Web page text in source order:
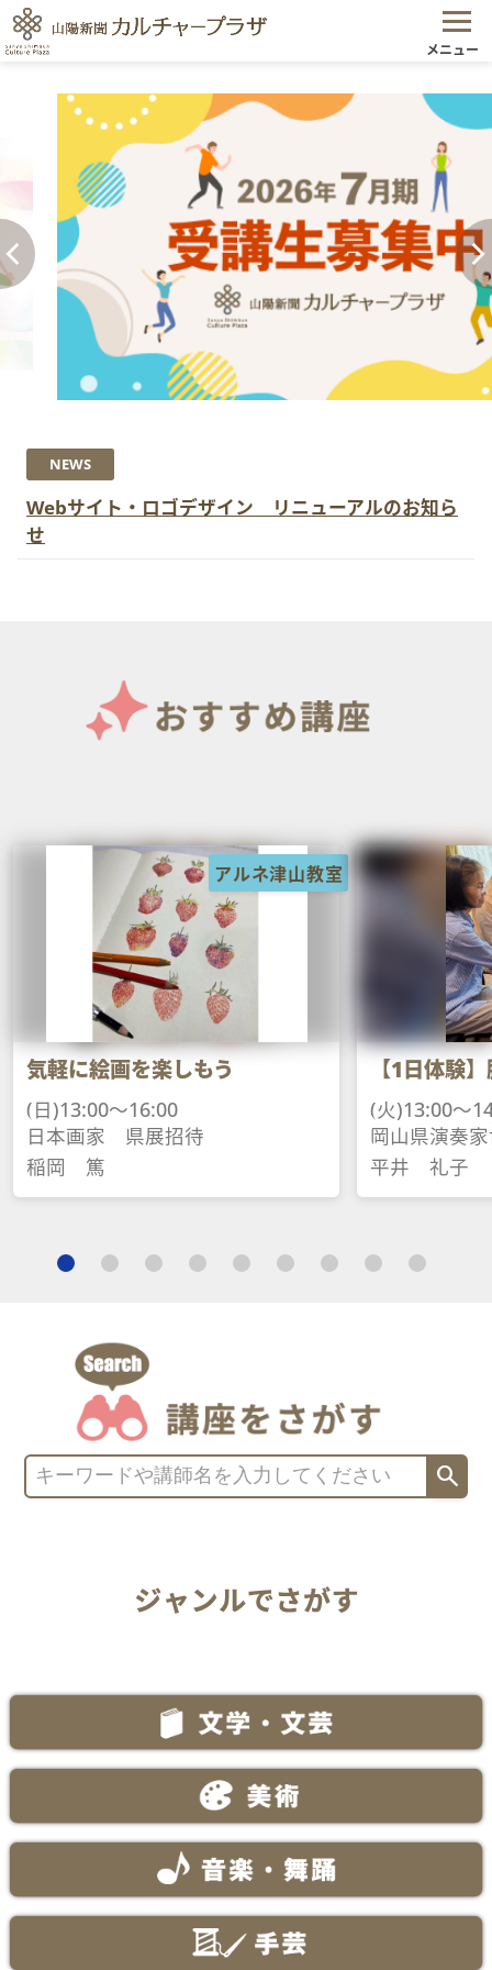
メニュー
NEWS
Webサイト・ロゴデザイン リニューアルのお知ら
せ
アルネ津山教室
気軽に絵画を楽しもう
(日)13:00～16:00
日本画家　県展招待
稲岡　篤
【1日体験
(火)13:00～
岡山県演奏
平井　礼子
search